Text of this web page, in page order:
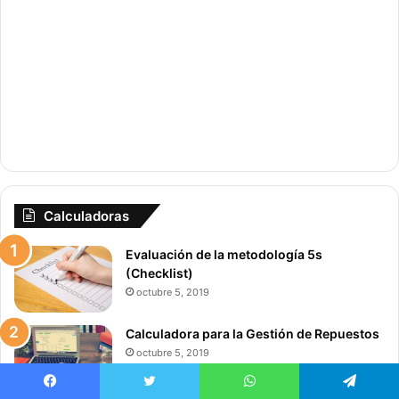
Calculadoras
Evaluación de la metodología 5s
(Checklist)
octubre 5, 2019
Calculadora para la Gestión de Repuestos
octubre 5, 2019